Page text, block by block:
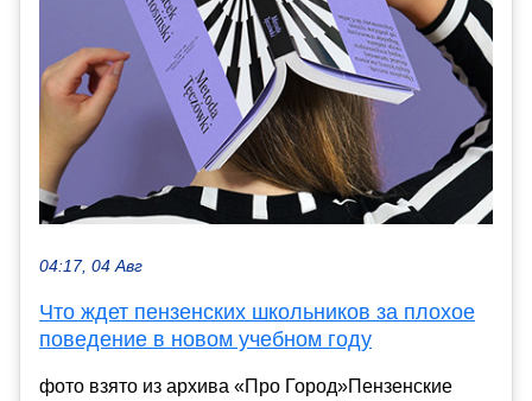
04:17, 04 Авг
Что ждет пензенских школьников за плохое
поведение в новом учебном году
фото взято из архива «Про Город»Пензенские